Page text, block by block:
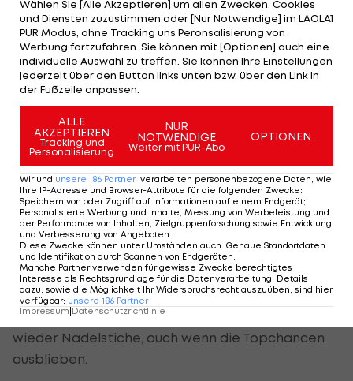
Filipovic legte unfreiwillig für Daka ab, der aus
kurzer Distanz traf. Damit erzielten die Salzburger
in ihren jüngsten vier Partien insgesamt acht Tore
in der Anfangsviertelstunde.
drückt auf Ausgleich
Danach schalteten die Mozartstädter einen Gang
zurück. Der LASK erholte sich vom frühen Schock,
spielte gefällig mit und kam zu zwei Chancen:
Samuel Tetteh verzog aus guter Position (14.),
Salzburg-Keeper Cican Stankovic parierte einen
Raguz-Kopfball (16.).
Trotzdem hatte Salzburg das Geschehen im Griff
und setzte mit schnellen Gegenstößen immer
wieder Nadelstiche, auch wenn die Topchancen
ausblieben.
Wählen Sie [Alle Akzeptieren] um allen Zwecken, Cookies
und Diensten zuzustimmen oder [Nur Notwendige] im LAOLA1
PUR Modus, ohne Tracking uns Peronsalisierung von
Werbung fortzufahren. Sie können mit [Optionen] auch eine
individuelle Auswahl zu treffen. Sie können Ihre Einstellungen
jederzeit über den Button links unten bzw. über den Link in
der Fußzeile anpassen.
ALLE
AKZEPTIEREN
Tracking und
Personalisierung
NUR
NOTWENDIGE
Weiter mit PUR-Abo
OPTIONEN
Wir und unsere 186 Partner verarbeiten personenbezogene Daten, wie
Ihre IP-Adresse und Browser-Attribute für die folgenden Zwecke:
Speichern von oder Zugriff auf Informationen auf einem Endgerät;
Personalisierte Werbung und Inhalte, Messung von Werbeleistung und
der Performance von Inhalten, Zielgruppenforschung sowie Entwicklung
und Verbesserung von Angeboten
Diese Zwecke können unter Umständen auch: Genaue Standortdaten
und Identifikation durch Scannen von Endgeräten
Manche Partner verwenden für gewisse Zwecke berechtigtes
Interesse als Rechtsgrundlage für die Datenverarbeitung. Details
dazu, sowie die Möglichkeit Ihr Widerspruchsrecht auszuüben, sind hier
verfügbar: unsere 186 Partner
Impressum|Datenschutzrichtlinie